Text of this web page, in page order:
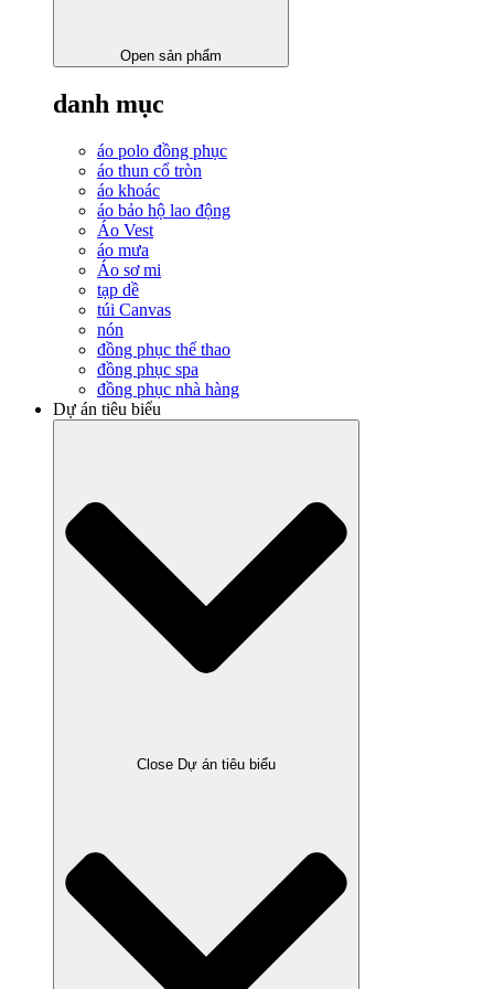
Open sản phẩm
danh mục
áo polo đồng phục
áo thun cổ tròn
áo khoác
áo bảo hộ lao động
Áo Vest
áo mưa
Áo sơ mi
tạp dề
túi Canvas
nón
đồng phục thể thao
đồng phục spa
đồng phục nhà hàng
Dự án tiêu biểu
Close Dự án tiêu biểu